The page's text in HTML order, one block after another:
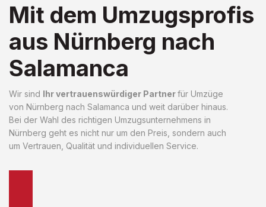
Mit dem Umzugsprofis
aus Nürnberg nach
Salamanca
Wir sind Ihr vertrauenswürdiger Partnerfür Umzüge
von Nürnberg nach Salamanca und weit darüber hinaus.
Bei der Wahl des richtigen Umzugsunternehmens in
Nürnberg geht es nicht nur um den Preis, sondern auch
um Vertrauen, Qualität und individuellen Service.